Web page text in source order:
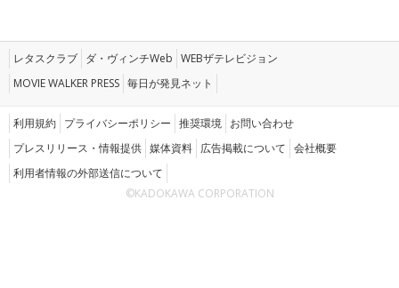
レタスクラブ ダ・ヴィンチWeb WEBザテレビジョン
MOVIE WALKER PRESS 毎日が発見ネット
利用規約 プライバシーポリシー 推奨環境 お問い合わせ
プレスリリース・情報提供 媒体資料 広告掲載について 会社概要
利用者情報の外部送信について
©KADOKAWA CORPORATION